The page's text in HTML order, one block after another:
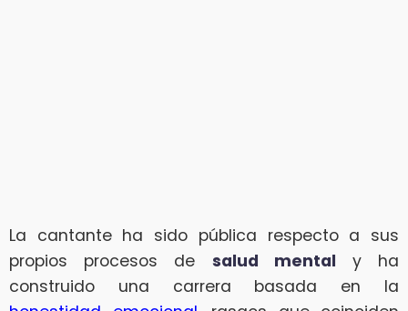
La cantante ha sido pública respecto a sus
propios procesos de salud mental y ha
construido una carrera basada en la